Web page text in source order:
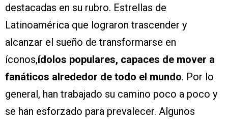
destacadas en su rubro. Estrellas de
Latinoamérica que lograron trascender y
alcanzar el sueño de transformarse en
íconos,ídolos populares, capaces de mover a
fanáticos alrededor de todo el mundo. Por lo
general, han trabajado su camino poco a poco y
se han esforzado para prevalecer. Algunos